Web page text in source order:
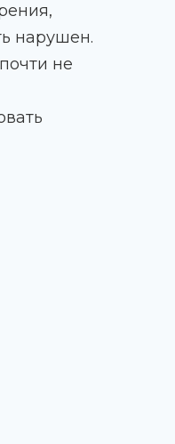
нарушен.
не